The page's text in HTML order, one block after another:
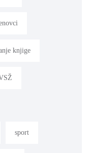
knjige
sport